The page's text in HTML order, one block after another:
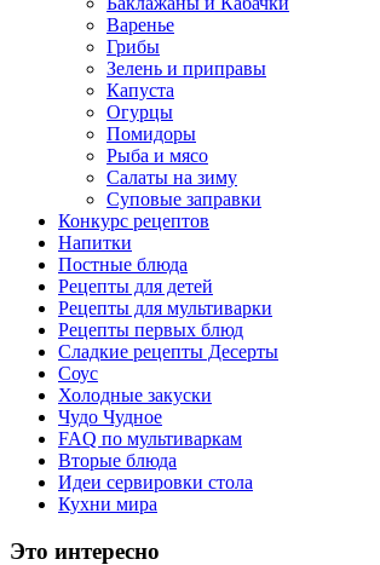
Варенье
Грибы
Зелень и приправы
Капуста
Огурцы
Помидоры
Рыба и мясо
Салаты на зиму
Суповые заправки
Конкурс рецептов
Напитки
Постные блюда
Рецепты для детей
Рецепты для мультиварки
Рецепты первых блюд
Сладкие рецепты Десерты
Соус
Холодные закуски
Чудо Чудное
FAQ по мультиваркам
Вторые блюда
Идеи сервировки стола
Кухни мира
Это интересно